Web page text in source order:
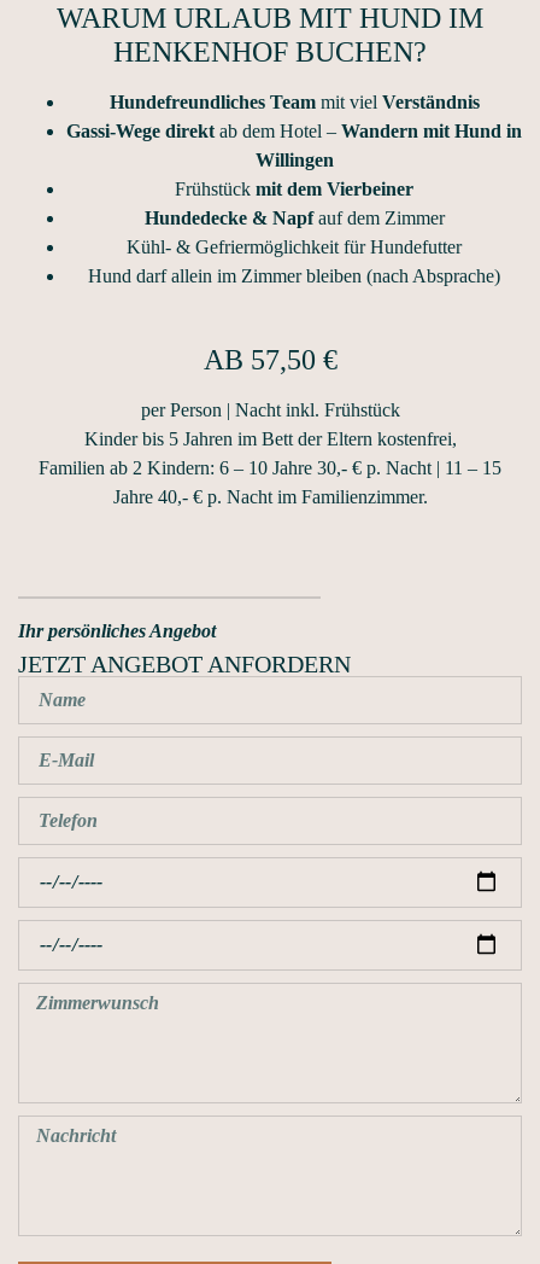
WARUM URLAUB MIT HUND IM
HENKENHOF BUCHEN?
Hundefreundliches Team mit viel Verständnis
Gassi-Wege direkt ab dem Hotel – Wandern mit Hund in
Willingen
Frühstück mit dem Vierbeiner
Hundedecke & Napfauf dem Zimmer
Kühl- & Gefriermöglichkeit für Hundefutter
Hund darf allein im Zimmer bleiben (nach Absprache)
AB 57,50 €
per Person | Nacht inkl. Frühstück
Kinder bis 5 Jahren im Bett der Eltern kostenfrei,
Familien ab 2 Kindern: 6 – 10 Jahre 30,- € p. Nacht | 11 – 15
Jahre 40,- € p. Nacht im Familienzimmer.
Ihr persönliches Angebot
JETZT ANGEBOT ANFORDERN